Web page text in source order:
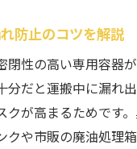
防止のコツを解説
閉性の高い専用容器
分だと運搬中に漏れ
クが高まるためです
クや市販の廃油処理